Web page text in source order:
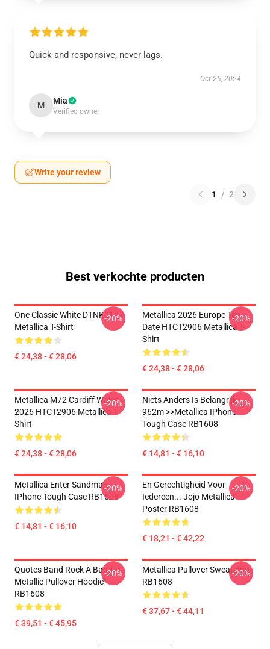
Quick and responsive, never lags.
Oct 25, 2024
M Mia
Verified owner
Write your review
1 / 2
Best verkochte producten
One Classic White DTNK0107
Metallica T-Shirt
€ 24,38 - € 28,06
-20%
Metallica 2026 Europe Tour
Date HTCT2906 Metallica T-
Shirt
€ 24,38 - € 28,06
-20%
Metallica M72 Cardiff Wales
2026 HTCT2906 Metallica T-
Shirt
€ 24,38 - € 28,06
-20%
Niets Anders Is Belangrijk
962m >>metallica IPhone
Tough Case RB1608
€ 14,81 - € 16,10
-20%
Metallica Enter Sandman
IPhone Tough Case RB1608
€ 14,81 - € 16,10
-20%
En Gerechtigheid Voor
Iedereen... Jojo Metallica
Poster RB1608
€ 18,21 - € 42,22
-20%
Quotes Band Rock A Band
Metallic Pullover Hoodie
RB1608
€ 39,51 - € 45,95
-20%
Metallica Pullover Sweatshirt
RB1608
€ 37,67 - € 44,11
-20%